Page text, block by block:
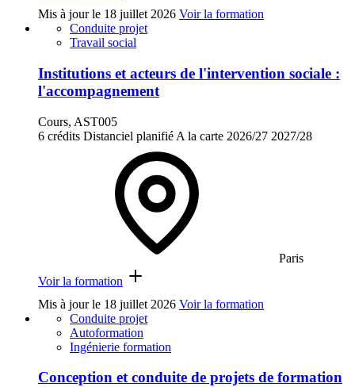
Mis à jour le 18 juillet 2026 Voir la formation
Conduite projet
Travail social
Institutions et acteurs de l'intervention sociale :
l'accompagnement
Cours, AST005
6 crédits Distanciel planifié A la carte 2026/27 2027/28
Paris
Voir la formation
Mis à jour le 18 juillet 2026 Voir la formation
Conduite projet
Autoformation
Ingénierie formation
Conception et conduite de projets de formation